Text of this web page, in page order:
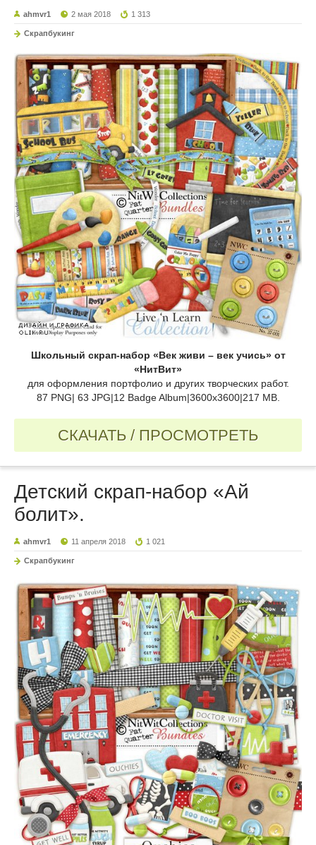
ahmvr1 2 мая 2018 1 313
Скрапбукинг
Школьный cкрап-набор «Век живи – век учись» от
«НитВит»
для оформления портфолио и других творческих работ.
87 PNG| 63 JPG|12 Badge Album|3600x3600|217 MB.
СКАЧАТЬ / ПРОСМОТРЕТЬ
Детский cкрап-набор «Ай
болит».
ahmvr1 11 апреля 2018 1 021
Скрапбукинг